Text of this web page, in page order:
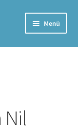
Menü
Nil